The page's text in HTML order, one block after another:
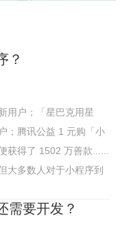
？
用户；「星巴克用星
；腾讯公益 1 元购「小
获得了 1502 万善款......
大多数人对于小程序到
需要开发？